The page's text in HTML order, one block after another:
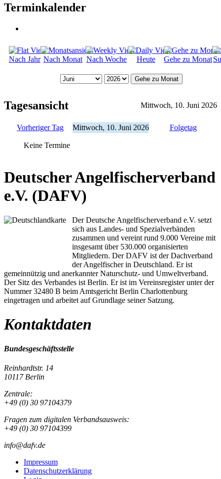
Terminkalender
Nach Jahr Nach Monat Nach Woche Heute Gehe zu Monat
Gehe zu Monat
Tagesansicht Mittwoch, 10. Juni 2026
Vorheriger Tag Mittwoch, 10. Juni 2026 Folgetag
Keine Termine
Deutscher Angelfischerverband
e.V. (DAFV)
Der Deutsche Angelfischerverband e.V. setzt
sich aus Landes- und Spezialverbänden
zusammen und vereint rund 9.000 Vereine mit
insgesamt über 530.000 organisierten
Mitgliedern. Der DAFV ist der Dachverband
der Angelfischer in Deutschland. Er ist
gemeinnützig und anerkannter Naturschutz- und Umweltverband.
Der Sitz des Verbandes ist Berlin. Er ist im Vereinsregister unter der
Nummer 32480 B beim Amtsgericht Berlin Charlottenburg
eingetragen und arbeitet auf Grundlage seiner Satzung.
Kontaktdaten
Bundesgeschäftsstelle
Reinhardtstr. 14
10117 Berlin
Zentrale:
+49 (0) 30 97104379
Fragen zum digitalen Verbandsausweis:
+49 (0) 30 97104399
info@dafv.de
Impressum
Datenschutzerklärung